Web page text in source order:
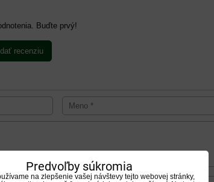
Buďte prvý!
recenziu
Predvoľby súkromia
na zlepšenie vašej návštevy tejto webovej stránky,